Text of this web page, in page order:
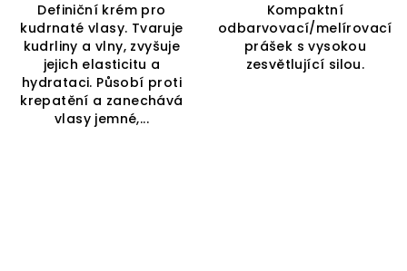
Definiční krém pro
kudrnaté vlasy. Tvaruje
kudrliny a vlny, zvyšuje
jejich elasticitu a
hydrataci. Působí proti
krepatění a zanechává
vlasy jemné,...
Kompaktní
odbarvovací/melírovací
prášek s vysokou
zesvětlující silou.